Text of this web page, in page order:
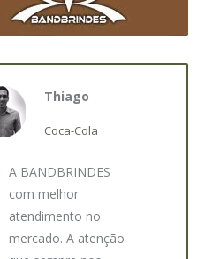
Thiago
Coca-Cola
A BANDBRINDES
com melhor
atendimento no
mercado. A atenção